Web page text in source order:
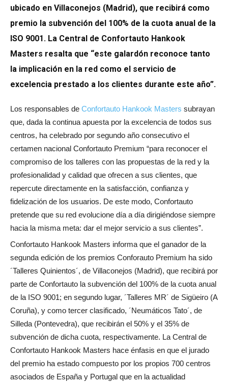
ubicado en Villaconejos (Madrid), que recibirá como
premio la subvención del 100% de la cuota anual de la
ISO 9001. La Central de Confortauto Hankook
Masters resalta que “este galardón reconoce tanto
la implicación en la red como el servicio de
excelencia prestado a los clientes durante este año”.
Los responsables de Confortauto Hankook Masters subrayan
que, dada la continua apuesta por la excelencia de todos sus
centros, ha celebrado por segundo año consecutivo el
certamen nacional Confortauto Premium “para reconocer el
compromiso de los talleres con las propuestas de la red y la
profesionalidad y calidad que ofrecen a sus clientes, que
repercute directamente en la satisfacción, confianza y
fidelización de los usuarios. De este modo, Confortauto
pretende que su red evolucione día a día dirigiéndose siempre
hacia la misma meta: dar el mejor servicio a sus clientes”.
Confortauto Hankook Masters informa que el ganador de la
segunda edición de los premios Conforauto Premium ha sido
´Talleres Quinientos´, de Villaconejos (Madrid), que recibirá por
parte de Confortauto la subvención del 100% de la cuota anual
de la ISO 9001; en segundo lugar, ´Talleres MR´ de Sigüeiro (A
Coruña), y como tercer clasificado, ´Neumáticos Tato´, de
Silleda (Pontevedra), que recibirán el 50% y el 35% de
subvención de dicha cuota, respectivamente. La Central de
Confortauto Hankook Masters hace énfasis en que el jurado
del premio ha estado compuesto por los propios 700 centros
asociados de España y Portugal que en la actualidad